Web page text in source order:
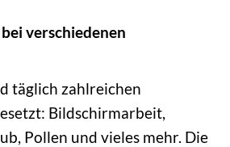
verschiedenen
täglich zahlreichen
Bildschirmarbeit,
Pollen und vieles mehr. Die